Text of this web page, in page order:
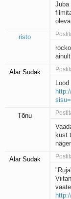
Juba
risto
Alar Sudak
Tõnu
kust
Alar Sudak